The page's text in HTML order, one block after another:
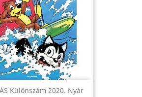
Különszám 2020. Nyár